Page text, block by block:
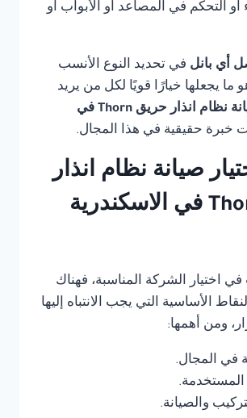
أو التحكم في المصاعد أو الأبواب أو
أي بانل في تحديد النوع الأنسب
يجعلها خيارًا قويًا لكل من يريد
صيانة نظام انذار حريق Thorn في
خبرة حقيقية في هذا المجال.
صيانة نظام انذار
اختيار الشركة المناسبة، فهناك
الأساسية التي يجب الانتباه إليها
ومن أهمها:
في المجال.
المستخدمة.
والصيانة.